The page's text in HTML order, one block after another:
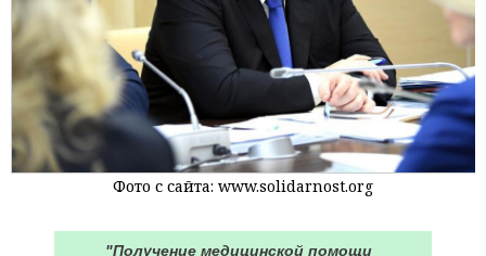
Фото с сайта: www.solidarnost.org
"Получение медицинской помощи